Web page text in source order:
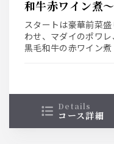
和牛赤ワイン煮～
スタートは豪華前菜
わせ、マダイのポワ
黒毛和牛の赤ワイン
ドリンクは1人5杯×
リンク追加＠500/杯も
details
コース詳細